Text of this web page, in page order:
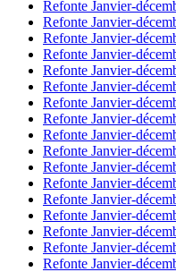
Refonte Janvier-
Refonte Janvier-
Refonte Janvier-
Refonte Janvier-
Refonte Janvier-
Refonte Janvier-
Refonte Janvier-
Refonte Janvier-
Refonte Janvier-
Refonte Janvier-
Refonte Janvier-
Refonte Janvier-
Refonte Janvier-
Refonte Janvier-
Refonte Janvier-
Refonte Janvier-
Refonte Janvier-